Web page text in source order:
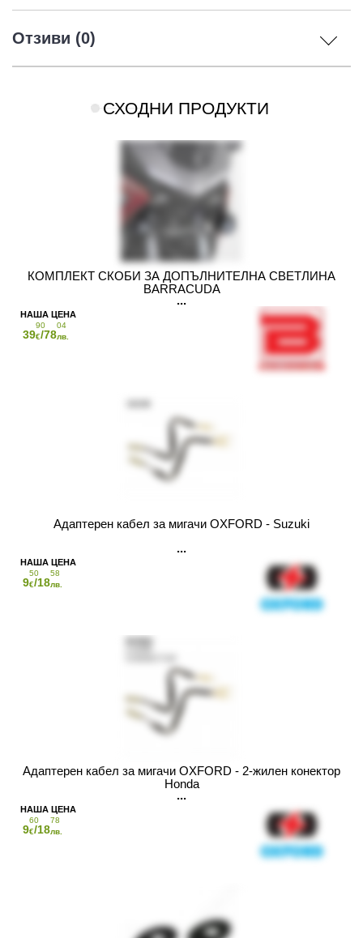
Отзиви (0)
СХОДНИ ПРОДУКТИ
КОМПЛЕКТ СКОБИ ЗА ДОПЪЛНИТЕЛНА СВЕТЛИНА
BARRACUDA
39
90
€/78
04
лв.
Адаптерен кабел за мигачи OXFORD - Suzuki
9
50
€/18
58
лв.
Адаптерен кабел за мигачи OXFORD - 2-жилен конектор
Honda
9
60
€/18
78
лв.